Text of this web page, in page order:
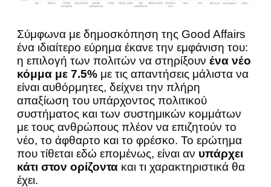
Σύμφωνα με δημοσκόπηση της Good Affairs
ένα ιδιαίτερο εύρημα έκανε την εμφάνιση του:
η επιλογή των πολιτών να στηρίξουν ένα νέο
κόμμα με 7.5% με τις απαντήσεις μάλιστα να
είναι αυθόρμητες, δείχνει την πλήρη
απαξίωση του υπάρχοντος πολιτικού
συστήματος και των συστημικών κομμάτων
με τους ανθρώπους πλέον να επιζητούν το
νέο, το άφθαρτο και το φρέσκο. Το ερώτημα
που τίθεται εδώ επομένως, είναι αν υπάρχει
κάτι στον ορίζοντα και τι χαρακτηριστικά θα
έχει.